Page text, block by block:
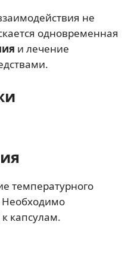
не
одновременная
и лечение
температурного
Необходимо
капсулам.